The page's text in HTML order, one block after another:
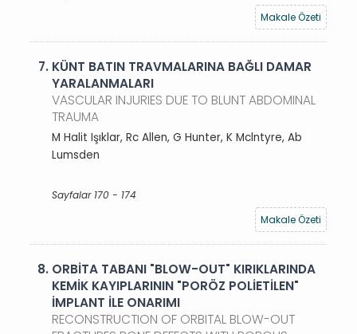
Makale Özeti
7. KÜNT BATIN TRAVMALARINA BAĞLI DAMAR
YARALANMALARI
VASCULAR INJURIES DUE TO BLUNT ABDOMINAL
TRAUMA
M Halit Işıklar, Rc Allen, G Hunter, K Mclntyre, Ab
Lumsden
Sayfalar 170 - 174
Makale Özeti
8. ORBİTA TABANI "BLOW-OUT" KIRIKLARINDA
KEMİK KAYIPLARININ "PORÖZ POLİETİLEN"
İMPLANT İLE ONARIMI
RECONSTRUCTION OF ORBITAL BLOW-OUT